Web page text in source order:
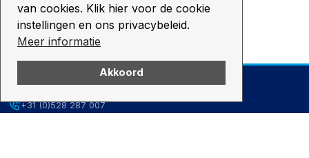
van cookies. Klik hier voor de cookie
instellingen en ons privacybeleid.
Meer informatie
Akkoord
TELEFOON
+31 (0)528 287 007